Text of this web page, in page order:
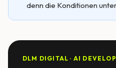
denn die Konditionen
DLM DIGITAL · AI